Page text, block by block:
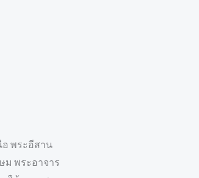
อ พระอีสาน
ม พระอาจาร